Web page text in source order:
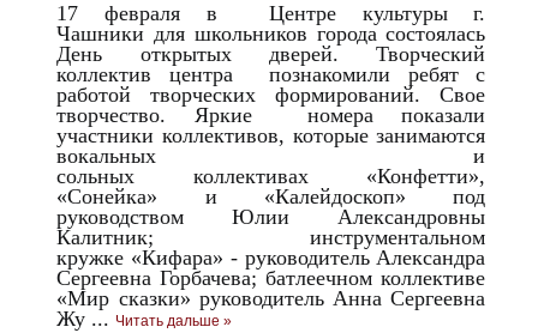
17 февраля в Центре культуры г.
Чашники для школьников города состоялась
День открытых дверей. Творческий
коллектив центра познакомили ребят с
работой творческих формирований. Свое
творчество. Яркие номера показали
участники коллективов, которые занимаются
вокальных и
сольных коллективах «Конфетти»,
«Сонейка» и «Калейдоскоп» под
руководством Юлии Александровны
Калитник; инструментальном
кружке «Кифара» - руководитель Александра
Сергеевна Горбачева; батлеечном коллективе
«Мир сказки» руководитель Анна Сергеевна
Жу ... Читать дальше »